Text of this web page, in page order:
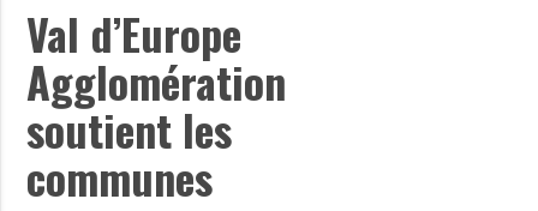
Val d’Europe
Agglomération
soutient les
communes